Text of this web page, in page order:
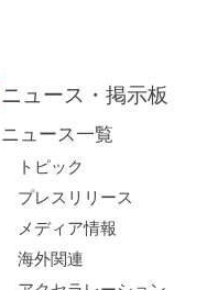
ニュース・掲示板
ニュース一覧
トピック
プレスリリース
メディア情報
海外関連